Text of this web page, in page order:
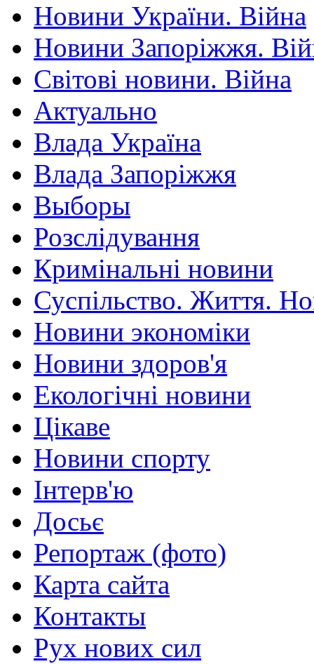
Новини України. Війна
Новини Запоріжжя.
Світові новини. Війна
Актуально
Влада Україна
Влада Запоріжжя
Выборы
Розслідування
Кримінальні новини
Суспільство. Життя.
Новини экономіки
Новини здоров'я
Екологічні новини
Цікаве
Новини спорту
Інтерв'ю
Досьє
Репортаж (фото)
Карта сайта
Контакты
Рух нових сил